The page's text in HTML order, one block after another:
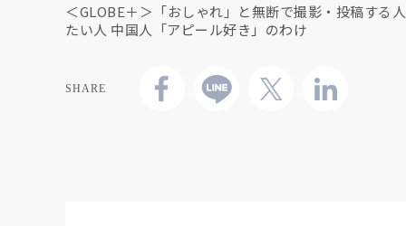
＜GLOBE＋＞「おしゃれ」と無断で撮影・投稿する
たい人 中国人「アピール好き」のわけ
SHARE